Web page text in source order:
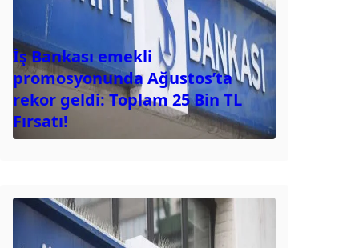
İş Bankası emekli
promosyonunda Ağustos’ta
rekor geldi: Toplam 25 Bin TL
Fırsatı!